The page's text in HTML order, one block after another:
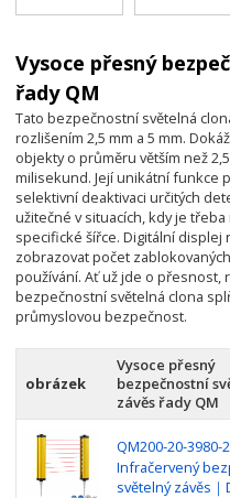
Side
Compact
｜ Řada
QBT
Odstranění
mrtvých
zón｜QO
Series
Široký
rozsah
skenování
｜QT
Series
Multi-
Access
Protection
｜QSA
Series
40 mm
200 mm
Vysoce přesný
řady QM
Tato bezpečnostní světelná
rozlišením 2,5 mm a 5 mm.
objekty o průměru větším než
milisekund. Její unikátní funkce
selektivní deaktivaci určitých
užitečné v situacích, kdy je
specifické šířce. Digitální displej
zobrazovat počet
používání. Ať už jde o
bezpečnostní světelná clona
průmyslovou bezpečnost.
obrázek
Vysoce přesný
bezpečnostní
závěs řady QM
QM200-20-3980-
Infračervený
světelný závěs｜